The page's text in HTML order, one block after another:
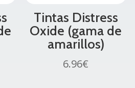
Tintas Distress
Oxide (gama de
amarillos)
6.96€